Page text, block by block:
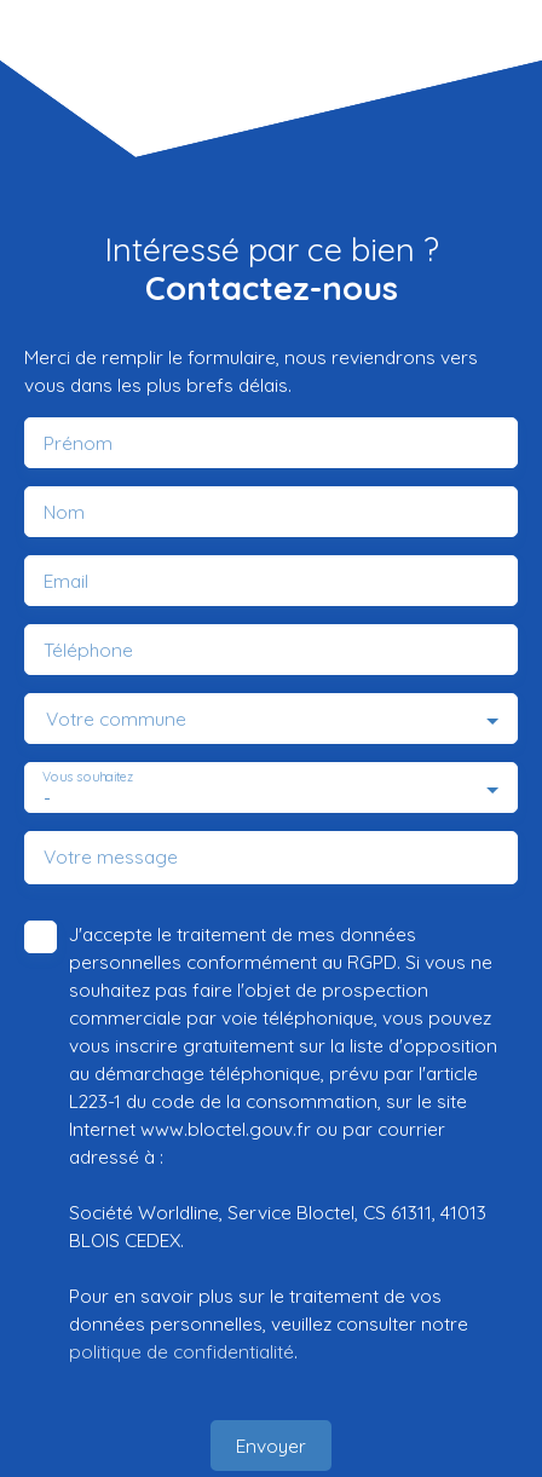
Intéressé par ce bien ?
Contactez-nous
Merci de remplir le formulaire, nous reviendrons vers
vous dans les plus brefs délais.
Prénom
Nom
Email
Téléphone
Votre commune
-
Vous souhaitez
Votre message
J'accepte le traitement de mes données
personnelles conformément au RGPD. Si vous ne
souhaitez pas faire l'objet de prospection
commerciale par voie téléphonique, vous pouvez
vous inscrire gratuitement sur la liste d'opposition
au démarchage téléphonique, prévu par l'article
L223-1 du code de la consommation, sur le site
Internet www.bloctel.gouv.fr ou par courrier
adressé à :
Société Worldline, Service Bloctel, CS 61311, 41013
BLOIS CEDEX.
Pour en savoir plus sur le traitement de vos
données personnelles, veuillez consulter notre
politique de confidentialité.
Envoyer